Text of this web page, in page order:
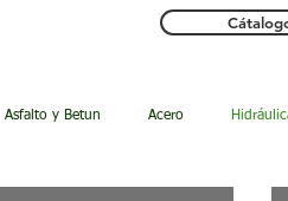
Asfalto y Betun Acero